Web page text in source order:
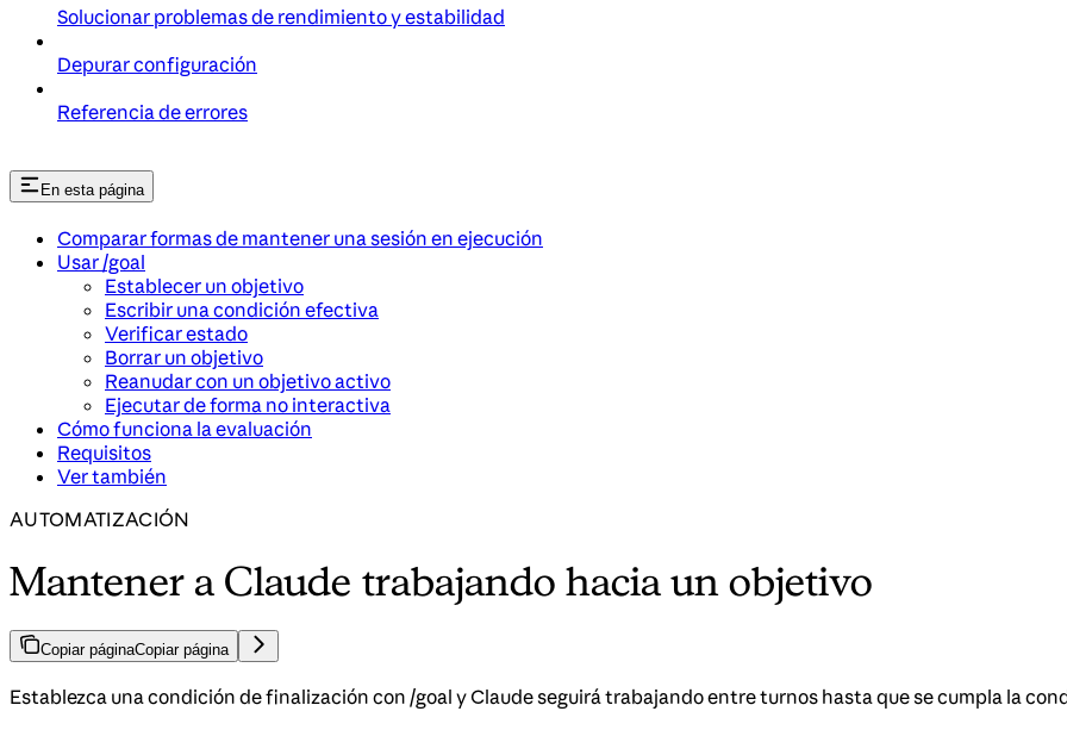
Solucionar problemas de rendimiento y estabilidad
Depurar configuración
Referencia de errores
En esta página
Comparar formas de mantener una sesión en ejecución
Usar /goal
Establecer un objetivo
Escribir una condición efectiva
Verificar estado
Borrar un objetivo
Reanudar con un objetivo activo
Ejecutar de forma no interactiva
Cómo funciona la evaluación
Requisitos
Ver también
AUTOMATIZACIÓN
Mantener a Claude trabajando hacia un objetivo
Copiar páginaCopiar página
Establezca una condición de finalización con /goal y Claude seguirá trabajando entre turnos hasta que se cumpla la